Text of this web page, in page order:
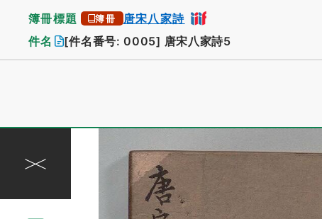
簿冊標題 簿冊 唐宋八家詩
件名 [件名番号: 0005] 唐宋八家詩5